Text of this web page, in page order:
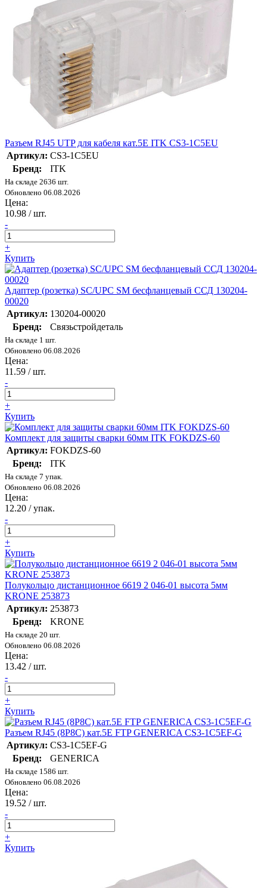
Разъем RJ45 UTP для кабеля кат.5E ITK CS3-1C5EU
Артикул: CS3-1C5EU
Бренд:
ITK
На складе 2636 шт.
Обновлено 06.08.2026
Цена:
10.98 / шт.
-
+
Купить
Адаптер (розетка) SC/UPC SM бесфланцевый ССД 130204-
00020
Артикул: 130204-00020
Бренд:
Связьстройдеталь
На складе 1 шт.
Обновлено 06.08.2026
Цена:
11.59 / шт.
-
+
Купить
Комплект для защиты сварки 60мм ITK FOKDZS-60
Артикул: FOKDZS-60
Бренд:
ITK
На складе 7 упак.
Обновлено 06.08.2026
Цена:
12.20 / упак.
-
+
Купить
Полукольцо дистанционное 6619 2 046-01 высота 5мм
KRONE 253873
Артикул: 253873
Бренд:
KRONE
На складе 20 шт.
Обновлено 06.08.2026
Цена:
13.42 / шт.
-
+
Купить
Разъем RJ45 (8P8C) кат.5E FTP GENERICA CS3-1C5EF-G
Артикул: CS3-1C5EF-G
Бренд:
GENERICA
На складе 1586 шт.
Обновлено 06.08.2026
Цена:
19.52 / шт.
-
+
Купить